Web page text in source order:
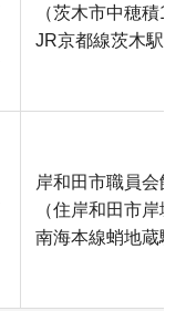
（茨木市中穂積1-
JR京都線茨木駅
岸和田市職員会館
（住岸和田市岸城
南海本線蛸地蔵駅